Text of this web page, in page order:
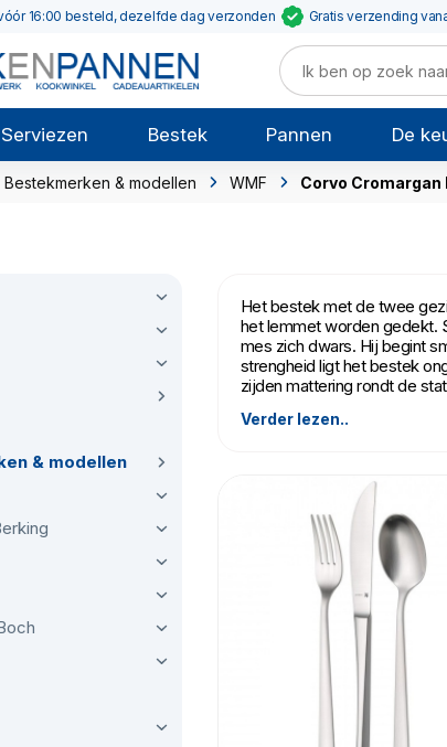
16:00 besteld, dezelfde dag verzonden Gratis verzending
Serviezen Bestek Pannen De
Bestekmerken & modellen WMF Corvo
& modellen
Het bestek met de twee
het lemmet worden gedekt.
mes zich dwars. Hij begint
strengheid ligt het bestek
zijden mattering rondt de
Bestekken van Cromargan
Verder lezen..